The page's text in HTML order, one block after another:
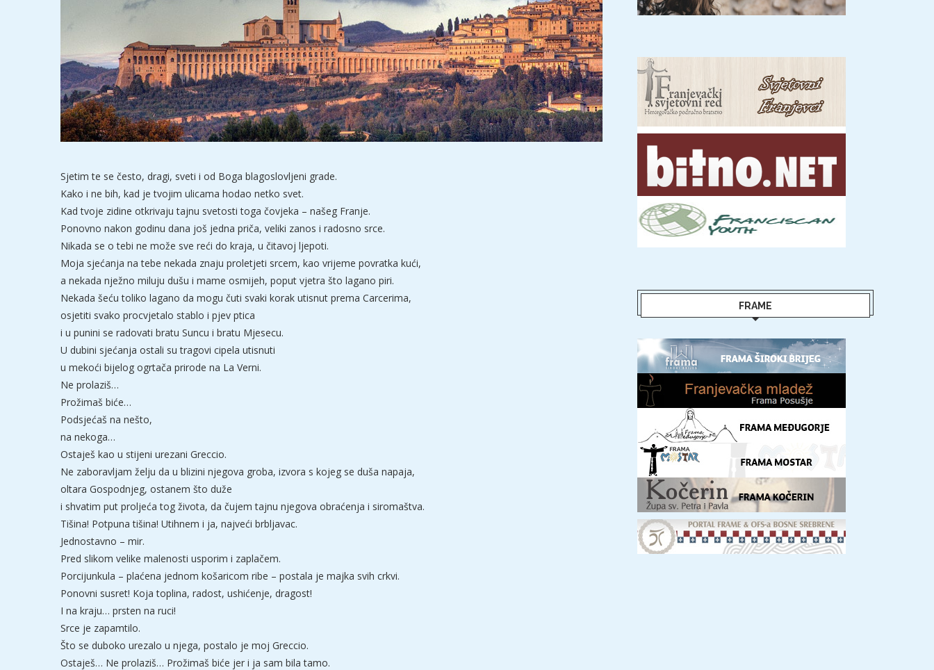
Sjetim te se često, dragi, sveti i od Boga blagoslovljeni grade.
Kako i ne bih, kad je tvojim ulicama hodao netko svet.
Kad tvoje zidine otkrivaju tajnu svetosti toga čovjeka – našeg Franje.
Ponovno nakon godinu dana još jedna priča, veliki zanos i radosno srce.
Nikada se o tebi ne može sve reći do kraja, u čitavoj ljepoti.
Moja sjećanja na tebe nekada znaju proletjeti srcem, kao vrijeme povratka kući,
a nekada nježno miluju dušu i mame osmijeh, poput vjetra što lagano piri.
Nekada šeću toliko lagano da mogu čuti svaki korak utisnut prema Carcerima,
osjetiti svako procvjetalo stablo i pjev ptica
i u punini se radovati bratu Suncu i bratu Mjesecu.
U dubini sjećanja ostali su tragovi cipela utisnuti
u mekoći bijelog ogrtača prirode na La Verni.
Ne prolaziš…
Prožimaš biće…
Podsjećaš na nešto,
na nekoga…
Ostaješ kao u stijeni urezani Greccio.
Ne zaboravljam želju da u blizini njegova groba, izvora s kojeg se duša napaja,
oltara Gospodnjeg, ostanem što duže
i shvatim put proljeća tog života, da čujem tajnu njegova obraćenja i siromaštva.
Tišina! Potpuna tišina! Utihnem i ja, najveći brbljavac.
Jednostavno – mir.
Pred slikom velike malenosti usporim i zaplačem.
Porcijunkula – plaćena jednom košaricom ribe – postala je majka svih crkvi.
Ponovni susret! Koja toplina, radost, ushićenje, dragost!
I na kraju… prsten na ruci!
Srce je zapamtilo.
Što se duboko urezalo u njega, postalo je moj Greccio.
Ostaješ… Ne prolaziš… Prožimaš biće jer i ja sam bila tamo.
FRAME